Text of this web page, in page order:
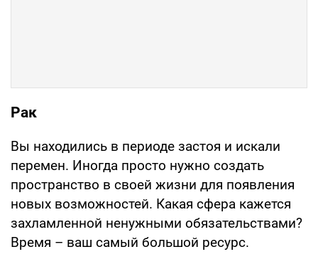
Рак
Вы находились в периоде застоя и искали
перемен. Иногда просто нужно создать
пространство в своей жизни для появления
новых возможностей. Какая сфера кажется
захламленной ненужными обязательствами?
Время – ваш самый большой ресурс.